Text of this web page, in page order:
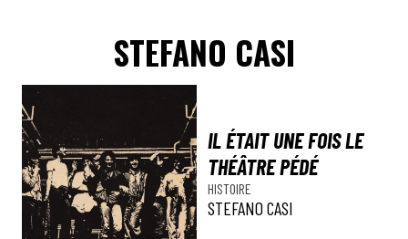
STEFANO CASI
IL ÉTAIT UNE FOIS LE
THÉÂTRE PÉDÉ
HISTOIRE
STEFANO CASI